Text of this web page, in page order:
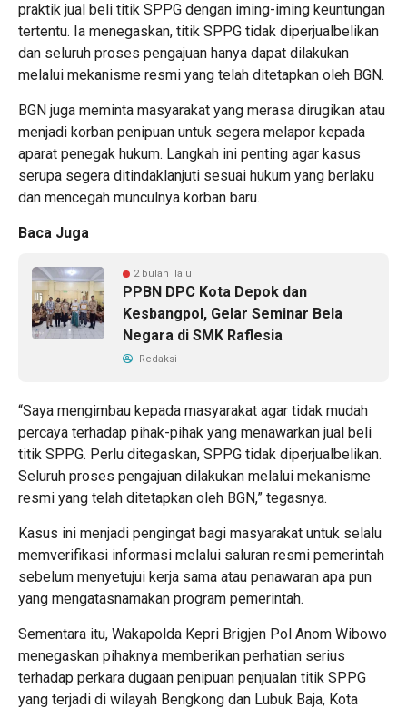
praktik jual beli titik SPPG dengan iming-iming keuntungan
tertentu. Ia menegaskan, titik SPPG tidak diperjualbelikan
dan seluruh proses pengajuan hanya dapat dilakukan
melalui mekanisme resmi yang telah ditetapkan oleh BGN.
BGN juga meminta masyarakat yang merasa dirugikan atau
menjadi korban penipuan untuk segera melapor kepada
aparat penegak hukum. Langkah ini penting agar kasus
serupa segera ditindaklanjuti sesuai hukum yang berlaku
dan mencegah munculnya korban baru.
Baca Juga
2 bulan lalu
PPBN DPC Kota Depok dan
Kesbangpol, Gelar Seminar Bela
Negara di SMK Raflesia
Redaksi
“Saya mengimbau kepada masyarakat agar tidak mudah
percaya terhadap pihak-pihak yang menawarkan jual beli
titik SPPG. Perlu ditegaskan, SPPG tidak diperjualbelikan.
Seluruh proses pengajuan dilakukan melalui mekanisme
resmi yang telah ditetapkan oleh BGN,” tegasnya.
Kasus ini menjadi pengingat bagi masyarakat untuk selalu
memverifikasi informasi melalui saluran resmi pemerintah
sebelum menyetujui kerja sama atau penawaran apa pun
yang mengatasnamakan program pemerintah.
Sementara itu, Wakapolda Kepri Brigjen Pol Anom Wibowo
menegaskan pihaknya memberikan perhatian serius
terhadap perkara dugaan penipuan penjualan titik SPPG
yang terjadi di wilayah Bengkong dan Lubuk Baja, Kota